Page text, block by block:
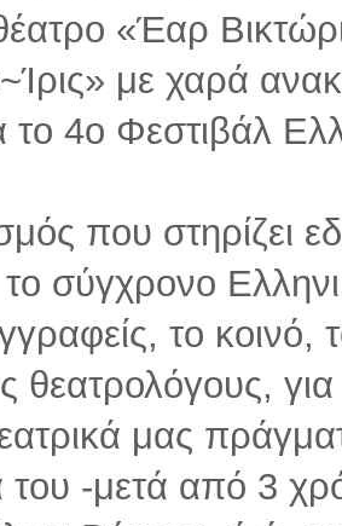
«Έαρ
με χαρά
το 4ο Φεστιβάλ
που στηρίζει
σύγχρονο
το κοινό,
θεατρολόγους,
μας
του -μετά από 3